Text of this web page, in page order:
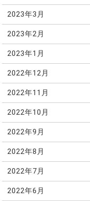
2023年3月
2023年2月
2023年1月
2022年12月
2022年11月
2022年10月
2022年9月
2022年8月
2022年7月
2022年6月